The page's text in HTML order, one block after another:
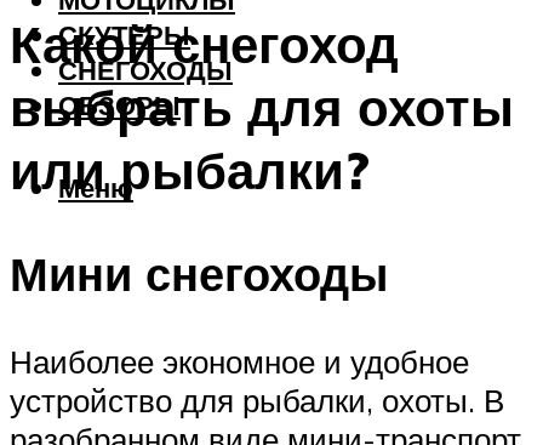
СКУТЕРЫ
СНЕГОХОДЫ
ОБЗОРЫ
Меню
Какой снегоход
выбрать для охоты
или рыбалки?
Мини снегоходы
Наиболее экономное и удобное
устройство для рыбалки, охоты. В